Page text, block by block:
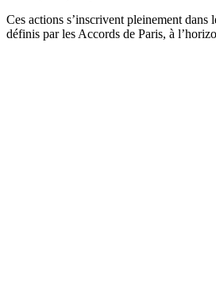
Ces actions s’inscrivent pleinement dans
définis par les Accords de Paris, à